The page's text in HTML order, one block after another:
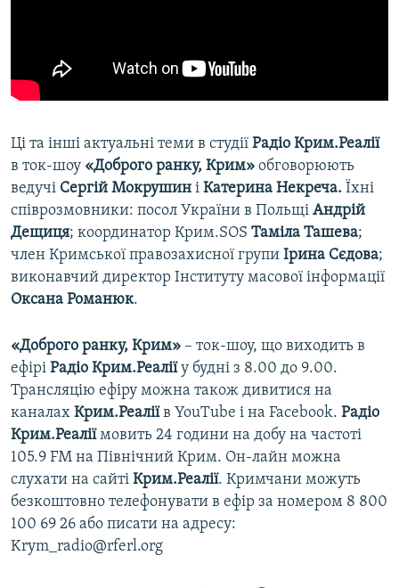
Ці та інші актуальні теми в студії Радіо Крим.Реалії
в ток-шоу «Доброго ранку, Крим» обговорюють
ведучі Сергій Мокрушин і Катерина Некреча. Їхні
співрозмовники: посол України в Польщі Андрій
Дещиця; координатор Крим.SOS Таміла Ташева;
член Кримської правозахисної групи Ірина Сєдова;
виконавчий директор Інституту масової інформації
Оксана Романюк.
«Доброго ранку, Крим» – ток-шоу, що виходить в
ефірі Радіо Крим.Реаліїу будні з 8.00 до 9.00.
Трансляцію ефіру можна також дивитися на
каналах Крим.Реаліїв YouTube і на Facebook. Радіо
Крим.Реаліїмовить 24 години на добу на частоті
105.9 FM на Північний Крим. Он-лайн можна
слухати на сайті Крим.Реалії. Кримчани можуть
безкоштовно телефонувати в ефір за номером 8 800
100 69 26 або писати на адресу:
Krym_radio@rferl.org